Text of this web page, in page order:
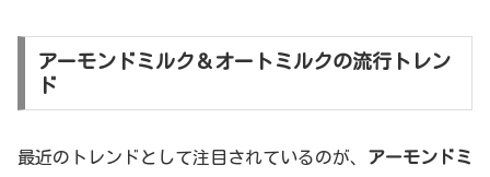
アーモンドミルク＆オートミルクの流行トレン
ド
最近のトレンドとして注目されているのが、 アーモンドミ